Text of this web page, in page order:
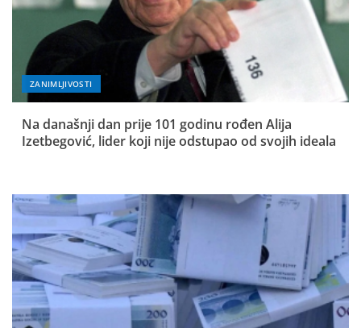
ZANIMLJIVOSTI
Na današnji dan prije 101 godinu rođen Alija
Izetbegović, lider koji nije odstupao od svojih ideala